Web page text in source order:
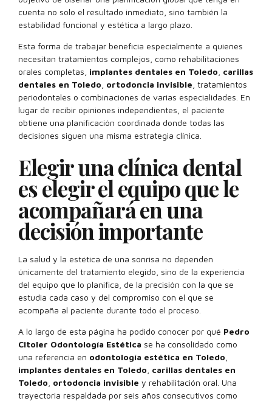
cuenta no solo el resultado inmediato, sino también la
estabilidad funcional y estética a largo plazo.
Esta forma de trabajar beneficia especialmente a quienes
necesitan tratamientos complejos, como rehabilitaciones
orales completas, implantes dentales en Toledo carillas
dentales en Toledo ortodoncia invisible , tratamientos
periodontales o combinaciones de varias especialidades. En
lugar de recibir opiniones independientes, el paciente
obtiene una planificación coordinada donde todas las
decisiones siguen una misma estrategia clínica.
Elegir una clínica dental
es elegir el equipo que le
acompañará en una
decisión importante
La salud y la estética de una sonrisa no dependen
únicamente del tratamiento elegido, sino de la experiencia
del equipo que lo planifica, de la precisión con la que se
estudia cada caso y del compromiso con el que se
acompaña al paciente durante todo el proceso.
A lo largo de esta página ha podido conocer por qué Pedro
Citoler Odontología Estética se ha consolidado como
una referencia en odontología estética en Toledo
implantes dentales en Toledo carillas dentales en
Toledo ortodoncia invisible y rehabilitación oral. Una
trayectoria respaldada por seis años consecutivos como